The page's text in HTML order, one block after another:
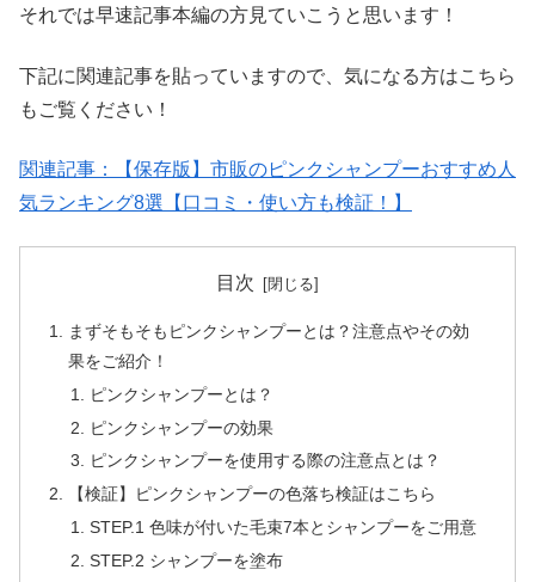
それでは早速記事本編の方見ていこうと思います！
下記に関連記事を貼っていますので、気になる方はこちら
もご覧ください！
関連記事：
【保存版】市販のピンクシャンプーおすすめ人
気ランキング8選【口コミ・使い方も検証！】
目次
まずそもそもピンクシャンプーとは？注意点やその効
果をご紹介！
ピンクシャンプーとは？
ピンクシャンプーの効果
ピンクシャンプーを使用する際の注意点とは？
【検証】ピンクシャンプーの色落ち検証はこちら
STEP.1 色味が付いた毛束7本とシャンプーをご用意
STEP.2 シャンプーを塗布